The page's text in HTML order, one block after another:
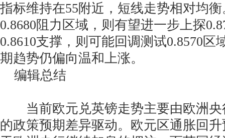
指标维持在55附近，短线走势相对均
0.8680阻力区域，则有望进一步上探
0.8610支撑，则可能回调测试0.8570区
期趋势仍偏向温和上涨。
编辑总结
当前欧元兑英镑走势主要由欧洲央
的政策预期差异驱动。欧元区通胀回